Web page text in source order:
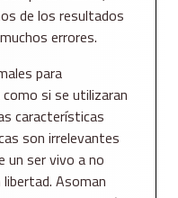
de los resultados
errores.
para
si se utilizaran
características
son irrelevantes
un ser vivo a no
Asoman